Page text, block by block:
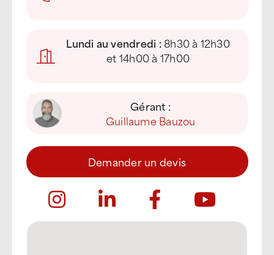
Lundi au vendredi :8h30 à 12h30
et 14h00 à 17h00
Gérant :
Guillaume Bauzou
Demander un devis